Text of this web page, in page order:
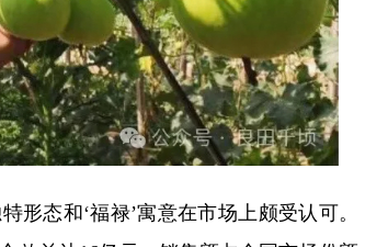
态和‘福禄’寓意在市场上颇受认可。